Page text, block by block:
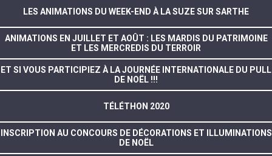
LES ANIMATIONS DU WEEK-END À LA SUZE SUR SARTHE
ANIMATIONS EN JUILLET ET AOÛT : LES MARDIS DU PATRIMOINE
ET LES MERCREDIS DU TERROIR
ET SI VOUS PARTICIPIEZ À LA JOURNÉE INTERNATIONALE DU PULL
DE NOËL !!!
TÉLÉTHON 2020
INSCRIPTION AU CONCOURS DE DÉCORATIONS ET ILLUMINATIONS
DE NOËL